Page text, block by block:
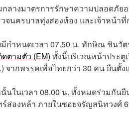
ลางมาตรการรักษาความปลอดภัย
จนครบาลทุ่งสองห้อง และเจ้าหน้
กำหนดเวลา 07.50 น. ทักษิณ ชินวั
ตามตัว (EM) ทั้งนี้บริเวณหน้าประ
จากพรรคเพื่อไทยกว่า 30 คน ยืนตั้
นในเวลา 08.00 น. ทั้งหมดร่วมกั
ร์ส่องหล้า ภายในซอยจรัญสนิทวงศ์